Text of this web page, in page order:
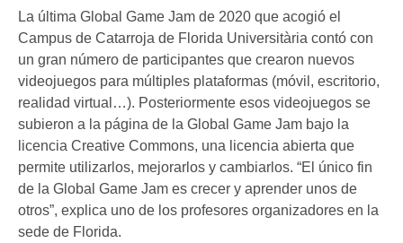
La última Global Game Jam de 2020 que acogió el
Campus de Catarroja de Florida Universitària contó con
un gran número de participantes que crearon nuevos
videojuegos para múltiples plataformas (móvil, escritorio,
realidad virtual…). Posteriormente esos videojuegos se
subieron a la página de la Global Game Jam bajo la
licencia Creative Commons, una licencia abierta que
permite utilizarlos, mejorarlos y cambiarlos. “El único fin
de la Global Game Jam es crecer y aprender unos de
otros”, explica uno de los profesores organizadores en la
sede de Florida.